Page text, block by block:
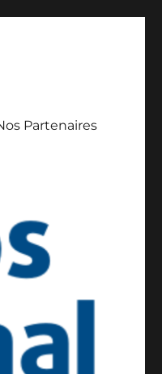
Partenaires